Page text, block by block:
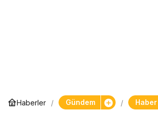
Haberler Gündem Haber